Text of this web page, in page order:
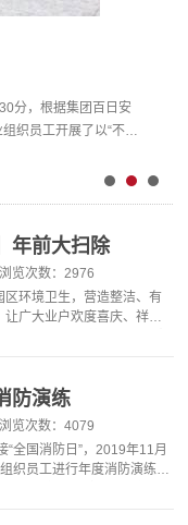
分，根据集团百日安
织员工开展了以“不忘
意识，全面提升物业服
年前大扫除
览次数：2976
环境卫生，营造整洁、有
广大业户欢度喜庆、祥和
进行了大扫除，相信好的
上的愉悦。物业人不懈努
和的春节。
防演练
览次数：4079
织员工进行年度消防演练。